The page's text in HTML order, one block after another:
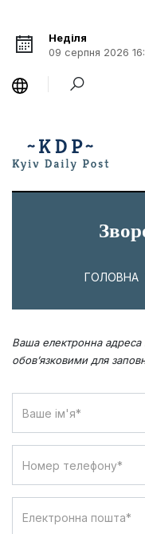
Неділя
09 серпня 2026
ГОЛОВНА
Ваша електронна адреса
обов’язковими для